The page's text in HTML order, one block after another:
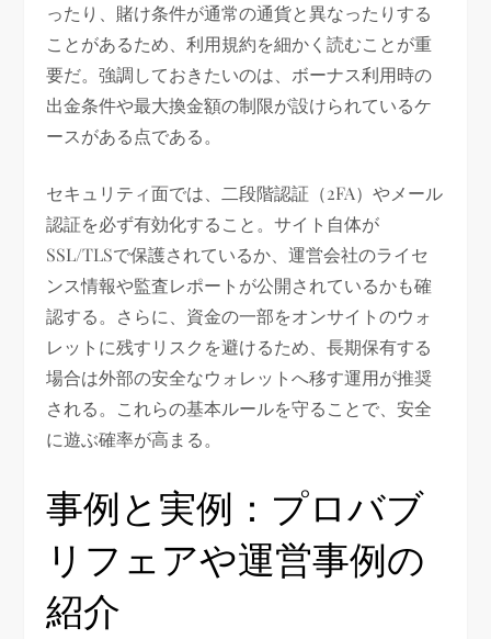
ったり、賭け条件が通常の通貨と異なったりする
ことがあるため、利用規約を細かく読むことが重
要だ。強調しておきたいのは、ボーナス利用時の
出金条件や最大換金額の制限が設けられているケ
ースがある点である。
セキュリティ面では、二段階認証（2FA）やメール
認証を必ず有効化すること。サイト自体が
SSL/TLSで保護されているか、運営会社のライセ
ンス情報や監査レポートが公開されているかも確
認する。さらに、資金の一部をオンサイトのウォ
レットに残すリスクを避けるため、長期保有する
場合は外部の安全なウォレットへ移す運用が推奨
される。これらの基本ルールを守ることで、安全
に遊ぶ確率が高まる。
事例と実例：プロバブ
リフェアや運営事例の
紹介